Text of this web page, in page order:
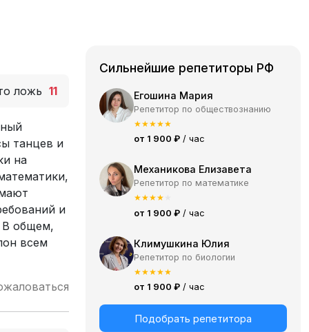
ложь 11
танцев и
на
и
В общем,
всем
Сильнейшие репетиторы РФ
Егошина Мария
Репетитор по обществознанию
★★★★★
от 1 900 ₽ / час
Механикова Елизавета
Репетитор по математике
★★★★
от 1 900 ₽ / час
Климушкина Юлия
Репетитор по биологии
★★★★★
от 1 900 ₽ / час
Подобрать репетитора